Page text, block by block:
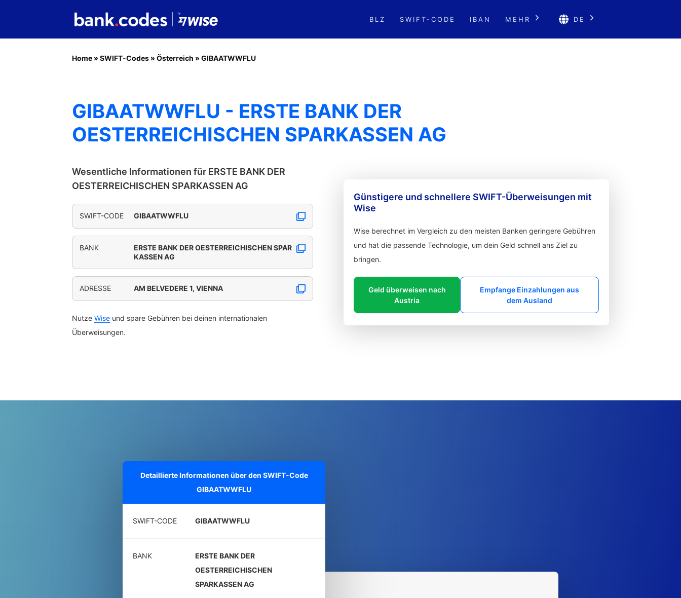
BLZ SWIFT-CODE IBAN MEHR DE
Home » SWIFT-Codes » Österreich » GIBAATWWFLU
GIBAATWWFLU - ERSTE BANK DER
OESTERREICHISCHEN SPARKASSEN AG
Wesentliche Informationen für ERSTE BANK DER
OESTERREICHISCHEN SPARKASSEN AG
SWIFT-CODE GIBAATWWFLU
BANK
ERSTE BANK DER OESTERREICHISCHEN SPAR
KASSEN AG
ADRESSE AM BELVEDERE 1, VIENNA
Nutze Wise und spare Gebühren bei deinen internationalen
Überweisungen.
Günstigere und schnellere SWIFT-Überweisungen mit
Wise
Wise berechnet im Vergleich zu den meisten Banken geringere Gebühren
und hat die passende Technologie, um dein Geld schnell ans Ziel zu
bringen.
Geld überweisen nach
Austria
Empfange Einzahlungen aus
dem Ausland
Detaillierte Informationen über den SWIFT-Code
GIBAATWWFLU
SWIFT-CODE GIBAATWWFLU
BANK
ERSTE BANK DER
OESTERREICHISCHEN
SPARKASSEN AG